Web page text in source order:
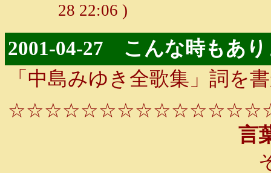
28 22:06 )
2001-04-27 こんな時もあり
「中島みゆき全歌集」詞
言